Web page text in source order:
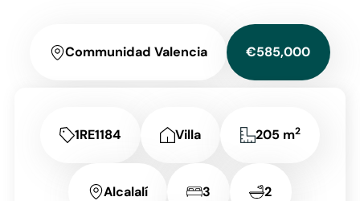
Communidad Valencia €585,000
1RE1184 Villa 205 m2
Alcalalí 3 2